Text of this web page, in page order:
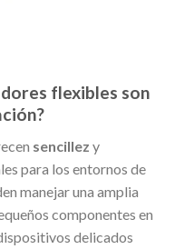
flexibles son
sencillez y
para los entornos de
manejar una amplia
componentes en
delicados